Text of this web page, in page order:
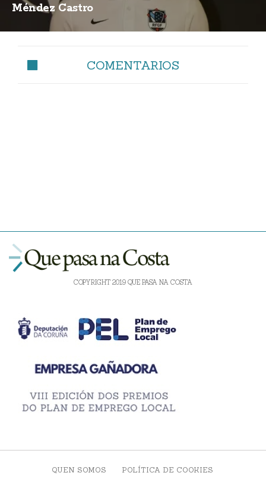
Méndez Castro
COMENTARIOS
COPYRIGHT 2019 QUE PASA NA COSTA
QUEN SOMOS
POLÍTICA DE COOKIES